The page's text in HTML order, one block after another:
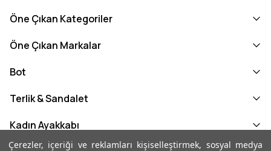
Çerezler, içeriği ve reklamları kişiselleştirmek, sosyal medya
Öne Çıkan Kategoriler
Öne Çıkan Markalar
Bot
Terlik & Sandalet
Kadın Ayakkabı